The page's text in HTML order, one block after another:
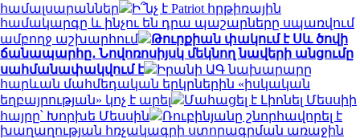
համալսարաններ
Ի՞նչ է Patriot հրթիռային
համակարգը և ինչու են դրա պաշարները սպառվում
ամբողջ աշխարհում
Թուրքիան փակում է Սև ծովի
ճանապարհը․ Նովոռոսիյսկ մեկնող նավերի անցումը
սահմանափակվում է
Իրանի ԱԳ նախարարը
հարևան մահմեդական երկրներին «իսկական
եղբայրության» կոչ է արել
Մահացել է Լիոնել Մեսսիի
հայրը՝ Խորխե Մեսսին
Ռուբինյանը շնորհավորել է
խաղաղության հռչակագրի ստորագրման առաջին